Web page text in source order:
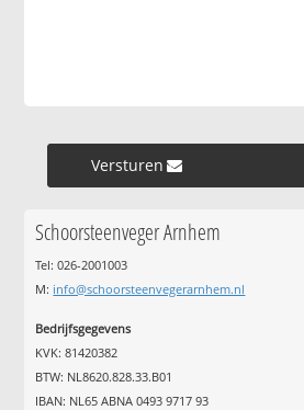
Versturen »
Schoorsteenveger Arnhem
Tel: 026-2001003
M: info@schoorsteenvegerarnhem.nl
Bedrijfsgegevens
KVK: 81420382
BTW: NL8620.828.33.B01
IBAN: NL65 ABNA 0493 9717 93